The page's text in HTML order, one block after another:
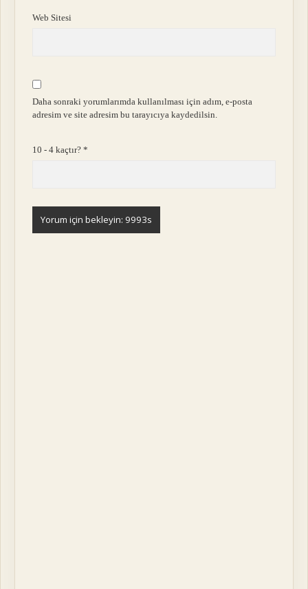
Web Sitesi
Daha sonraki yorumlarımda kullanılması için adım, e-posta
adresim ve site adresim bu tarayıcıya kaydedilsin.
10 - 4 kaçtır?*